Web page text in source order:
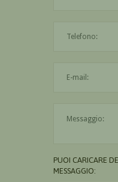
PUOI CARICARE
MESSAGGIO: